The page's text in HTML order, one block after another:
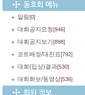
알림[0]
대회공지요청[946]
대회공지보기 [898]
코트배정/대진표[792]
대회(입상)결과[530]
대회화보/동영상[536]